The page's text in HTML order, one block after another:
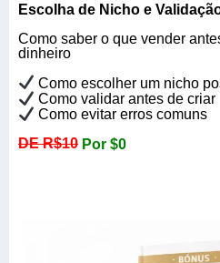
Escolha de Nicho e
Como saber o que vender
dinheiro
Como escolher um nicho
Como validar antes de criar
Como evitar erros comuns
DE R$10 Por $0